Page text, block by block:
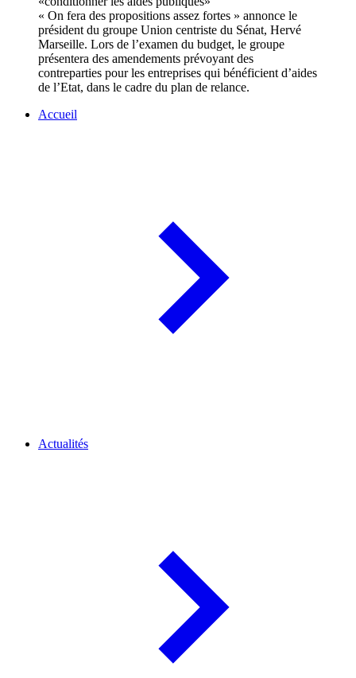
« On fera des propositions assez fortes » annonce le
président du groupe Union centriste du Sénat, Hervé
Marseille. Lors de l’examen du budget, le groupe
présentera des amendements prévoyant des
contreparties pour les entreprises qui bénéficient d’aides
de l’Etat, dans le cadre du plan de relance.
Accueil
Actualités